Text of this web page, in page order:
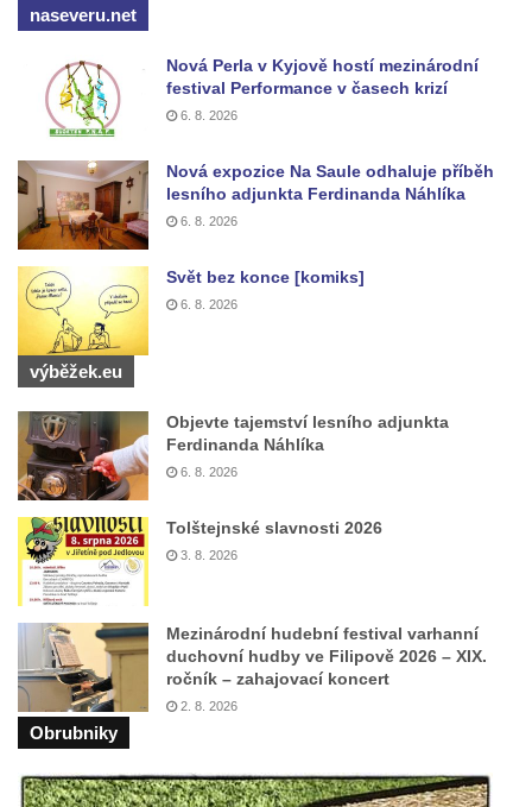
Kaple svaté Anny v Jeníkově
Kaple Panny Marie v Lahošti
Kaple svatého Jana Nepomuckého v
Lahošti
Kostel svatého Mikuláše v Mikulášovicích
Kaple Tří otců v Mikulášovicích
Kaple Matky Boží v Mikulášovicích
Kaple Andělů strážných (Fürleova kaple) v
Mikulášovicích
Balzerova kaple v Mikulášovicích
Kostel svatého Václava ve Šluknově
Kostel svatého Mikuláše v Třebušíně
Klášterní kostel svatého Františka z Assisi v
Zákupech
Kaple svatého Josefa u Zákup
Kostel svatých Fabiána a Šebestiána v
Zákupech
Kostel svatého Havla v Kuřívodech
Kaple Krista v žaláři u kostela Nalezení
svatého Kříže ve Frýdlantu
Kostel Nalezení svatého Kříže ve Frýdlantu
Kostel Krista Spasitele ve Frýdlantu
naseveru.net
Nová Perla v Kyjově hostí mezinárodní
festival Performance v časech krizí
6. 8. 2026
Nová expozice Na Saule odhaluje příběh
lesního adjunkta Ferdinanda Náhlíka
6. 8. 2026
Svět bez konce [komiks]
6. 8. 2026
výběžek.eu
Objevte tajemství lesního adjunkta
Ferdinanda Náhlíka
6. 8. 2026
Tolštejnské slavnosti 2026
3. 8. 2026
Mezinárodní hudební festival varhanní
duchovní hudby ve Filipově 2026 – XIX.
ročník – zahajovací koncert
2. 8. 2026
Obrubniky